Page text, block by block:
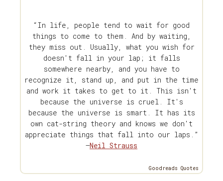
“In life, people tend to wait for good
things to come to them. And by waiting,
they miss out. Usually, what you wish for
doesn't fall in your lap; it falls
somewhere nearby, and you have to
recognize it, stand up, and put in the time
and work it takes to get to it. This isn't
because the universe is cruel. It's
because the universe is smart. It has its
own cat-string theory and knows we don't
appreciate things that fall into our laps.”
—Neil Strauss
Goodreads Quotes